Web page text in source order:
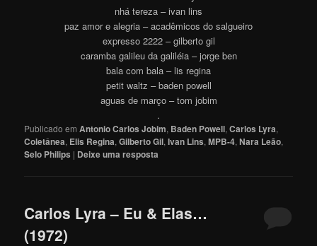
nhá tereza – ivan lins
paz amor e alegria – acadêmicos do salgueiro
expresso 2222 – gilberto gil
caramba galileu da galiléia – jorge ben
bala com bala – lis regina
petit waltz – baden powell
aguas de março – tom jobim
.
Publicado em Antonio Carlos Jobim, Baden Powell,Carlos Lyra,
Coletânea, Elis Regina,Gilberto Gil,Ivan Lins,MPB-4,Nara Leão,
Selo Philips | Deixe uma resposta
Carlos Lyra – Eu & Elas…
(1972)